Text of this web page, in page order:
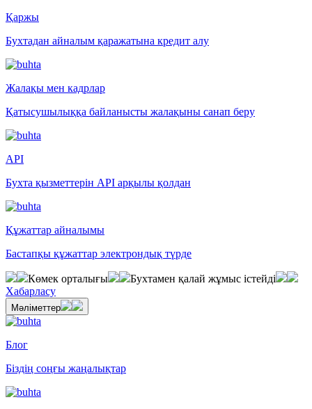
Қаржы
Бухтадан айналым қаражатына кредит алу
Жалақы мен кадрлар
Қатысушылыққа байланысты жалақыны санап беру
API
Бухта қызметтерін API арқылы қолдан
Құжаттар айналымы
Бастапқы құжаттар электрондық түрде
Көмек орталығы
Бухтамен қалай жұмыс істейді
Хабарласу
Мәліметтер
Блог
Біздің соңғы жаңалықтар